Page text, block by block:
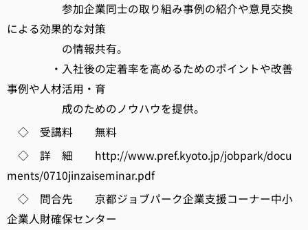
参加企業同士の取り組み事例の紹介や意見交換
による効果的な対策
の情報共有。
・入社後の定着率を高めるためのポイントや改善
事例や人材活用・育
成のためのノウハウを提供。
◇ 受講料 無料
◇ 詳 細 http://www.pref.kyoto.jp/jobpark/docu
ments/0710jinzaiseminar.pdf
◇ 問合先 京都ジョブパーク企業支援コーナー中小
企業人財確保センター